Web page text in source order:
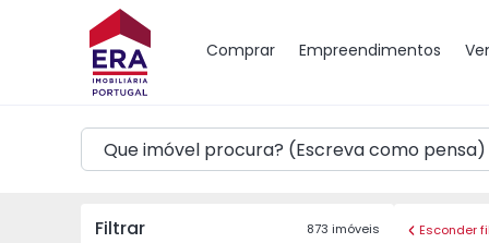
Comprar Empreendimentos
Mapa
Filtrar 873 imóveis Esconder